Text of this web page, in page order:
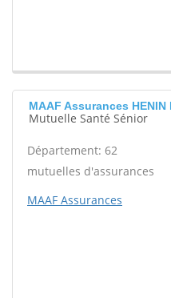
MAAF Assurances HENIN
Mutuelle Santé Sénior
Département: 62
mutuelles d'assurances
MAAF Assurances